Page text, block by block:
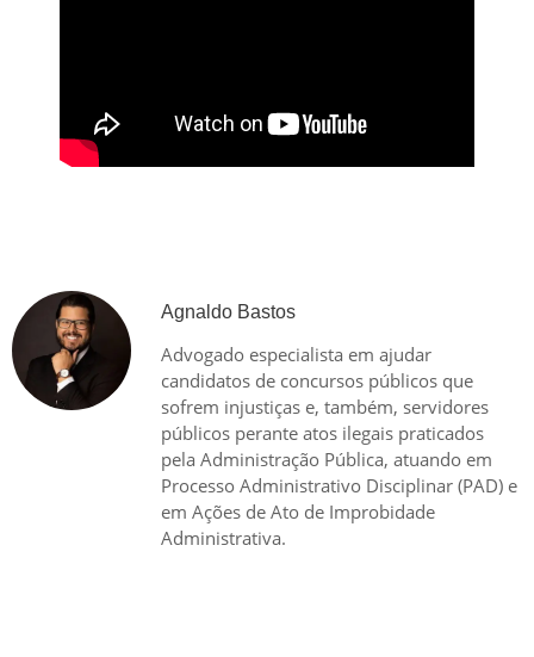
Agnaldo Bastos
Advogado especialista em ajudar
candidatos de concursos públicos que
sofrem injustiças e, também, servidores
públicos perante atos ilegais praticados
pela Administração Pública, atuando em
Processo Administrativo Disciplinar (PAD) e
em Ações de Ato de Improbidade
Administrativa.